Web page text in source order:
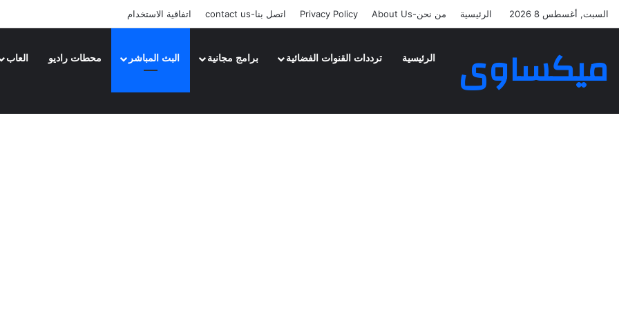
السبت, أغسطس 8 2026 الرئيسية من نحن-About Us Privacy Policy اتصل بنا-contact us اتفاقية الاستخدام
ميكساوى الرئيسية ترددات القنوات الفضائية برامج مجانية البث المباشر محطات راديو العاب